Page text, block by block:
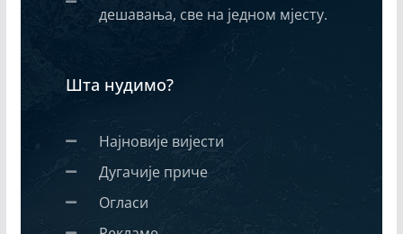
дешавања, све на једном мјесту.
Шта нудимо?
Најновије вијести
Дугачије приче
Огласи